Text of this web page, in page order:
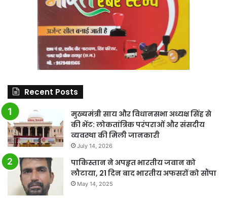
Recent Posts
मुख्यमंत्री साय और विधानसभा अध्यक्ष सिंह से
की भेंट: लोकतांत्रिक परंपराओं और संसदीय
व्यवस्था की मिली जानकारी
July 14, 2026
पाकिस्तान ने अपहृत भारतीय जवान को
लौटाया, 21 दिन बाद भारतीय अफसरों को सौंपा
May 14, 2025